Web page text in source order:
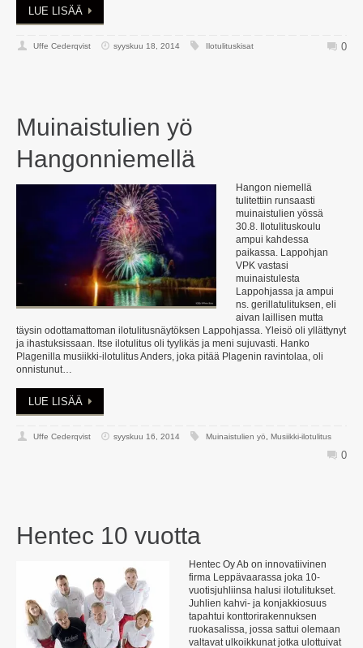
LUE LISÄÄ
Uffe Cederqvist syyskuu 18, 2014 Ilotulituskisat 0
Muinaistulien yö
Hangonniemellä
Hangon niemellä
tulitettiin runsaasti
muinaistulien yössä
30.8. Ilotulituskoulu
ampui kahdessa
paikassa. Lappohjan
VPK vastasi
muinaistulesta
Lappohjassa ja ampui
ns. gerillatulituksen, eli
aivan laillisen mutta
täysin odottamattoman ilotulitusnäytöksen Lappohjassa. Yleisö oli yllättynyt
ja ihastuksissaan. Itse ilotulitus oli tyylikäs ja meni sujuvasti. Hanko
Plagenilla musiikki-ilotulitus Anders, joka pitää Plagenin ravintolaa, oli
onnistunut…
LUE LISÄÄ
Uffe Cederqvist syyskuu 16, 2014 Muinaistulien yö Musiikki-ilotulitus
0
Hentec 10 vuotta
Hentec Oy Ab on innovatiivinen
firma Leppävaarassa joka 10-
vuotisjuhliinsa halusi ilotulitukset.
Juhlien kahvi- ja konjakkiosuus
tapahtui konttorirakennuksen
ruokasalissa, jossa sattui olemaan
valtavat ulkoikkunat jotka ulottuivat